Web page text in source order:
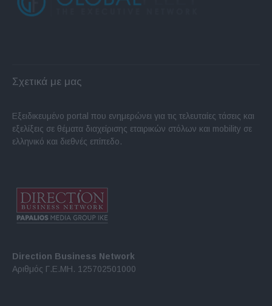
Σχετικά με μας
Εξειδικευμένο portal που ενημερώνει για τις τελευταίες τάσεις και
εξελίξεις σε θέματα διαχείρισης εταιρικών στόλων και mobility σε
ελληνικό και διεθνές επίπεδο.
Direction Business Network
Αριθμός Γ.Ε.ΜΗ. 125702501000